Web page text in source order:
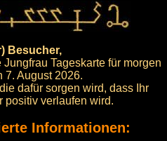
Besucher,
Tageskarte für morgen
7. August 2026.
dafür sorgen wird, dass Ihr
positiv verlaufen wird.
Informationen: